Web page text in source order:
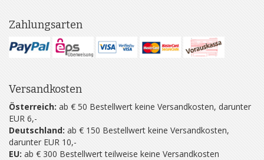
Zahlungsarten
Versandkosten
Österreich: ab € 50 Bestellwert keine Versandkosten, darunter
EUR 6,-
Deutschland: ab € 150 Bestellwert keine Versandkosten,
darunter EUR 10,-
EU: ab € 300 Bestellwert teilweise keine Versandkosten